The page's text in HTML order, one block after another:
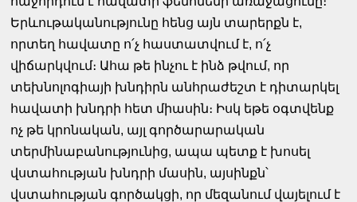
Երևութականությունը հենց այն տարերքն է,
որտեղ հավատը ո՛չ հաստատվում է, ո՛չ
վիճարկվում։ Ահա թե ինչու է ինձ թվում, որ
տեխնոլոգիայի խնդիրն անհրաժեշտ է դիտարկել
հավատի խնդրի հետ միասին։ Իսկ եթե օգտվենք
ոչ թե կրոնական, այլ գործարարական
տերմինաբանությունից, ապա պետք է խոսել
վստահության խնդրի մասին, այսինքն՝
վստահության գործակցի, որ մեզանում վայելում է